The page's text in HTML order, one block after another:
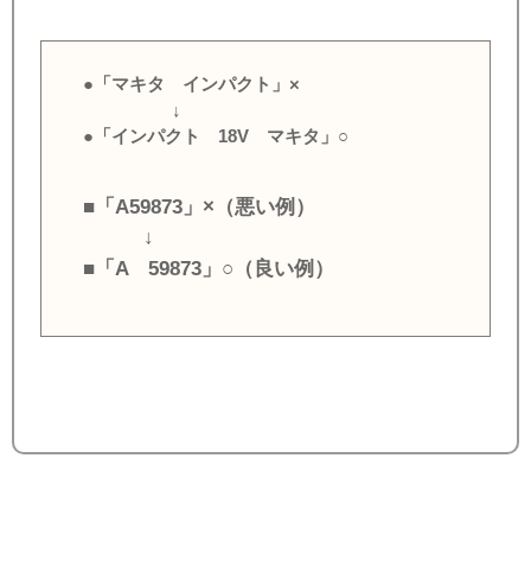
●「マキタ インパクト」×
↓
●「インパクト 18V マキタ」○
■「A59873」×（悪い例）
↓
■「A 59873」○（良い例）